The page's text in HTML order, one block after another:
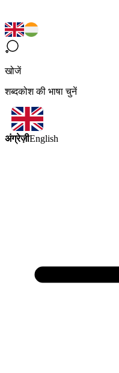
खोजें
शब्दकोश की भाषा चुनें
अंग्रेज़ीEnglish